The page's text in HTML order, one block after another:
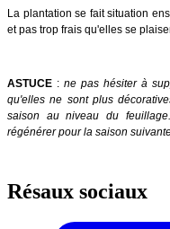
La plantation se fait situation
et pas trop frais qu'elles se
ASTUCE : ne pas hésiter à
qu'elles ne sont plus
saison au niveau du
régénérer pour la saison
Résaux sociaux